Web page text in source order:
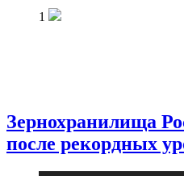
1
Зернохранилища
после рекордных